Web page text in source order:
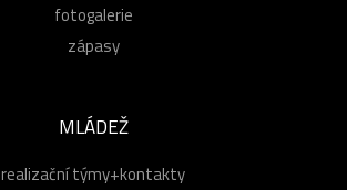
fotogalerie
zápasy
MLÁDEŽ
realizační týmy+kontakty